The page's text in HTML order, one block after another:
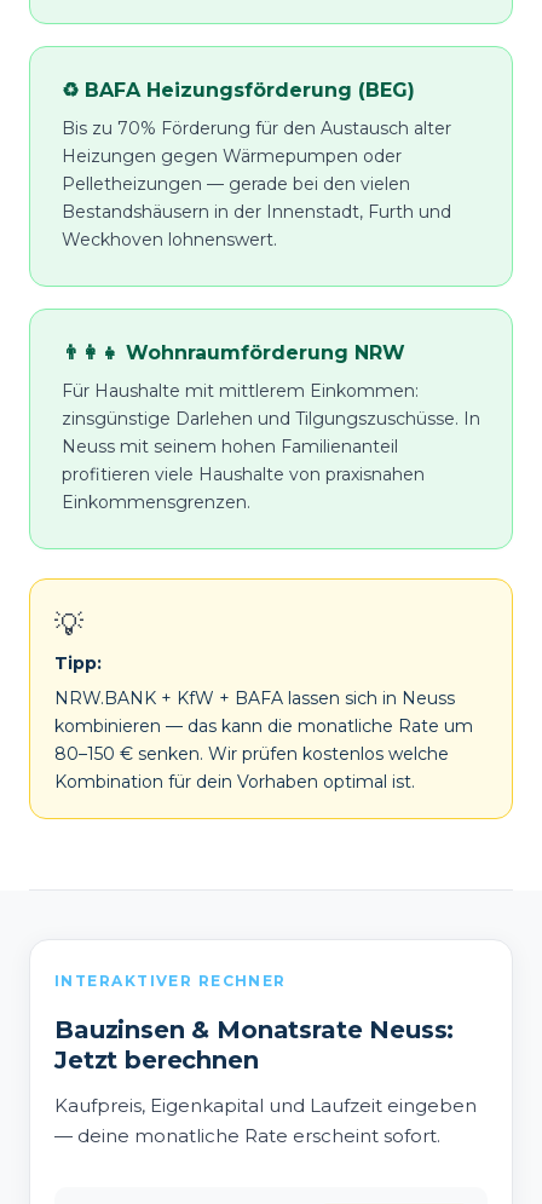
♻️ BAFA Heizungsförderung (BEG)
Bis zu 70% Förderung für den Austausch alter
Heizungen gegen Wärmepumpen oder
Pelletheizungen — gerade bei den vielen
Bestandshäusern in der Innenstadt, Furth und
Weckhoven lohnenswert.
👨‍👩‍👧 Wohnraumförderung NRW
Für Haushalte mit mittlerem Einkommen:
zinsgünstige Darlehen und Tilgungszuschüsse. In
Neuss mit seinem hohen Familienanteil
profitieren viele Haushalte von praxisnahen
Einkommensgrenzen.
💡
Tipp:
NRW.BANK + KfW + BAFA lassen sich in Neuss
kombinieren — das kann die monatliche Rate um
80–150 € senken. Wir prüfen kostenlos welche
Kombination für dein Vorhaben optimal ist.
INTERAKTIVER RECHNER
Bauzinsen & Monatsrate Neuss:
Jetzt berechnen
Kaufpreis, Eigenkapital und Laufzeit eingeben
— deine monatliche Rate erscheint sofort.